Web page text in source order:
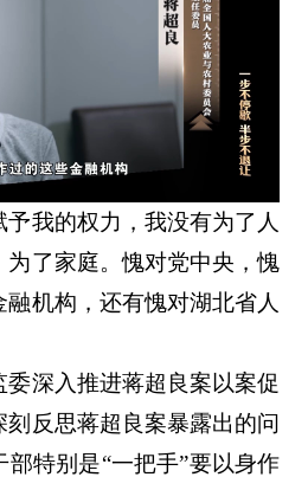
我的权力，我没有为了人
为了家庭。愧对党中央，愧
机构，还有愧对湖北省人
委深入推进蒋超良案以案促
反思蒋超良案暴露出的问
特别是“一把手”要以身作